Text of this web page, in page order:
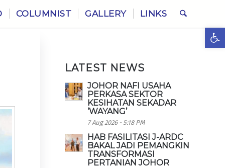
COLUMNIST GALLERY LINKS
LATEST NEWS
JOHOR NAFI USAHA
PERKASA SEKTOR
KESIHATAN SEKADAR
‘WAYANG’
7 Aug 2026 - 5:18 PM
HAB FASILITASI J-ARDC
BAKAL JADI PEMANGKIN
TRANSFORMASI
PERTANIAN JOHOR